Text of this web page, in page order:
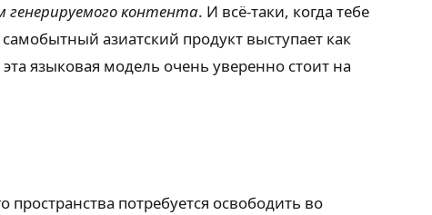
контента. И всё-таки, когда тебе
азиатский продукт выступает как
языковая модель очень уверенно стоит на
потребуется освободить во